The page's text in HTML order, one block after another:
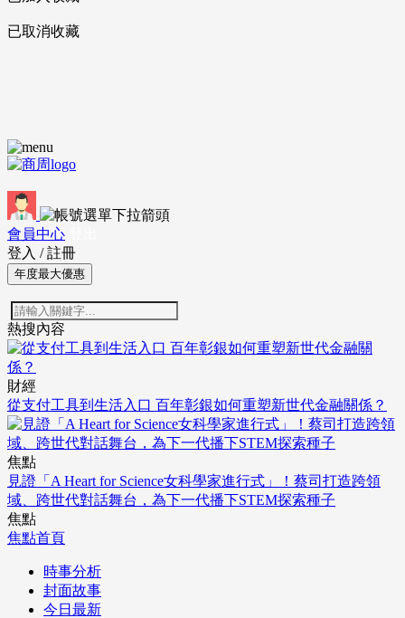
已取消收藏
會員中心
登入 / 註冊
年度最大優惠
熱搜內容
財經
從支付工具到生活入口 百年彰銀如何重塑新世代金融關係？
焦點
見證「A Heart for Science女科學家進行式」！蔡司打造跨領
域、跨世代對話舞台，為下一代播下STEM探索種子
焦點
焦點首頁
時事分析
封面故事
今日最新